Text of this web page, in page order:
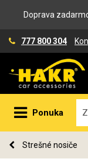
Doprava
777 800 304
Ponuka
Strešné nosiče